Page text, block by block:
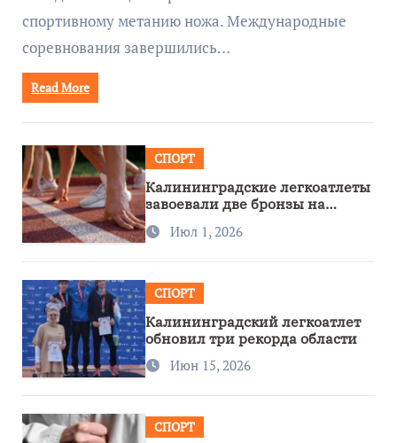
спортивному метанию ножа. Международные
соревнования завершились…
Read More
СПОРТ
Калининградские легкоатлеты
завоевали две бронзы на
первенстве России
Июл 1, 2026
СПОРТ
Калининградский легкоатлет
обновил три рекорда области
Июн 15, 2026
СПОРТ